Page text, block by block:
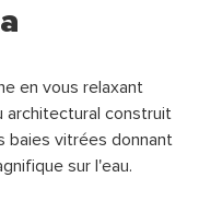
en vous relaxant
architectural construit
baies vitrées donnant
sur l'eau.